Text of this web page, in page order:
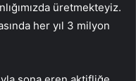
üretmekteyiz.
her yıl 3 milyon